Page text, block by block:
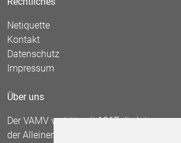
Netiquette
Kontakt
Datenschutz
Impressum
Über uns
Der VAMV vertritt seit 1967 die Interessen
der Alleinerziehenden und fordert die